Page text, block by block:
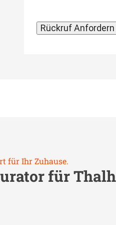
für Ihr Zuhause.
für